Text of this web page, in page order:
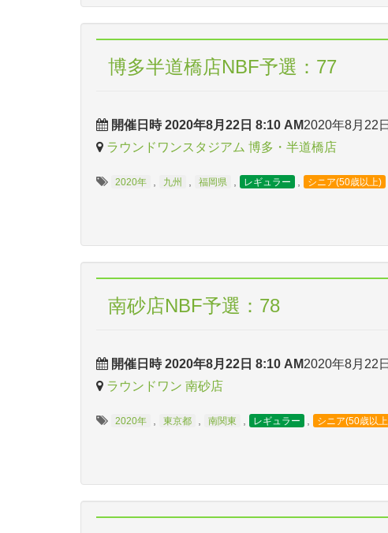
博多半道橋店NBF予選：77
開催日時 2020年8月22日 8:10 AM2020年8月22
ラウンドワンスタジアム 博多・半道橋店
2020年 九州 福岡県 レギュラー シニア(50歳以上)
南砂店NBF予選：78
開催日時 2020年8月22日 8:10 AM2020年8月22
ラウンドワン 南砂店
2020年 東京都 南関東 レギュラー シニア(50歳以